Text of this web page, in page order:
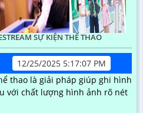
SỰ KIỆN THỂ THAO
12/25/2025 5:17:07 PM
thao là giải pháp giúp ghi hình
với chất lượng hình ảnh rõ nét